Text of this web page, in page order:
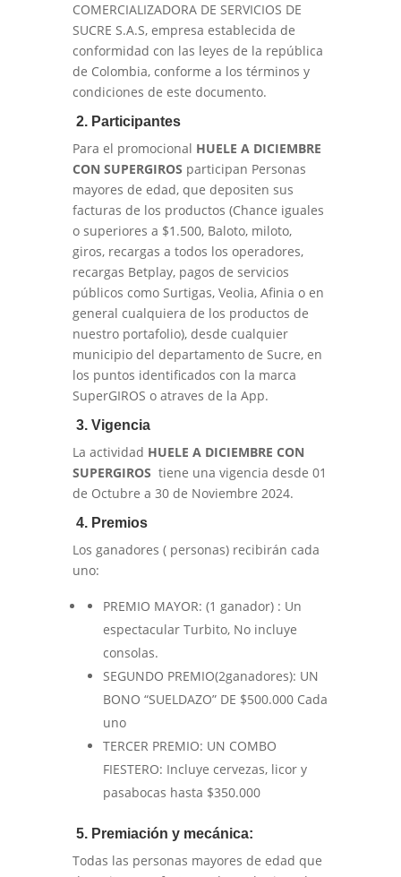
COMERCIALIZADORA DE SERVICIOS DE
SUCRE S.A.S, empresa establecida de
conformidad con las leyes de la república
de Colombia, conforme a los términos y
condiciones de este documento.
2. Participantes
Para el promocional HUELE A DICIEMBRE
CON SUPERGIROS participan Personas
mayores de edad, que depositen sus
facturas de los productos (Chance iguales
o superiores a $1.500, Baloto, miloto,
giros, recargas a todos los operadores,
recargas Betplay, pagos de servicios
públicos como Surtigas, Veolia, Afinia o en
general cualquiera de los productos de
nuestro portafolio), desde cualquier
municipio del departamento de Sucre, en
los puntos identificados con la marca
SuperGIROS o atraves de la App.
3. Vigencia
La actividad HUELE A DICIEMBRE CON
SUPERGIROS tiene una vigencia desde 01
de Octubre a 30 de Noviembre 2024.
4. Premios
Los ganadores ( personas) recibirán cada
uno:
PREMIO MAYOR: (1 ganador) : Un
espectacular Turbito, No incluye
consolas.
SEGUNDO PREMIO(2ganadores): UN
BONO “SUELDAZO” DE $500.000 Cada
uno
TERCER PREMIO: UN COMBO
FIESTERO: Incluye cervezas, licor y
pasabocas hasta $350.000
5. Premiación y mecánica:
Todas las personas mayores de edad que